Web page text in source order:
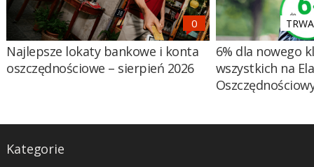
Najlepsze lokaty bankowe i konta
oszczędnościowe – sierpień 2026
6% dla nowego
wszystkich na
Kategorie